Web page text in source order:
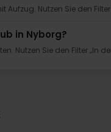
Nutzen Sie den
in Nyborg?
Nutzen Sie den Filter „In